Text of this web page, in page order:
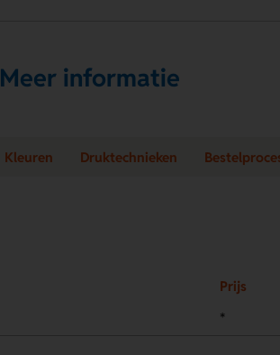
Meer informatie
Kleuren Druktechnieken
Prijs
*